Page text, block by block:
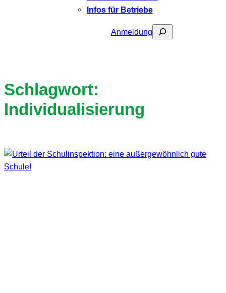
Infos für Betriebe
AnmeldungSuchen
Schlagwort:
Individualisierung